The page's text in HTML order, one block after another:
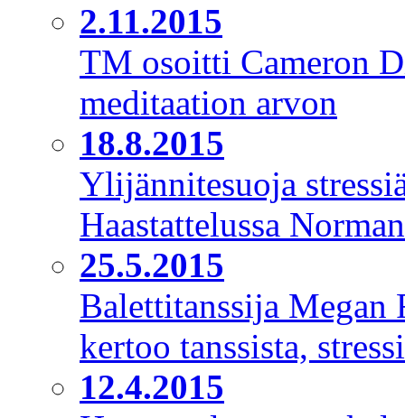
2.11.2015
TM osoitti Cameron
meditaation arvon
18.8.2015
Ylijännitesuoja
Haastattelussa
25.5.2015
Balettitanssija Megan
kertoo tanssista,
12.4.2015